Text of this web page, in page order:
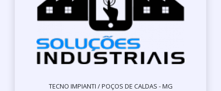
TECNO IMPIANTI / POÇOS DE CALDAS - MG